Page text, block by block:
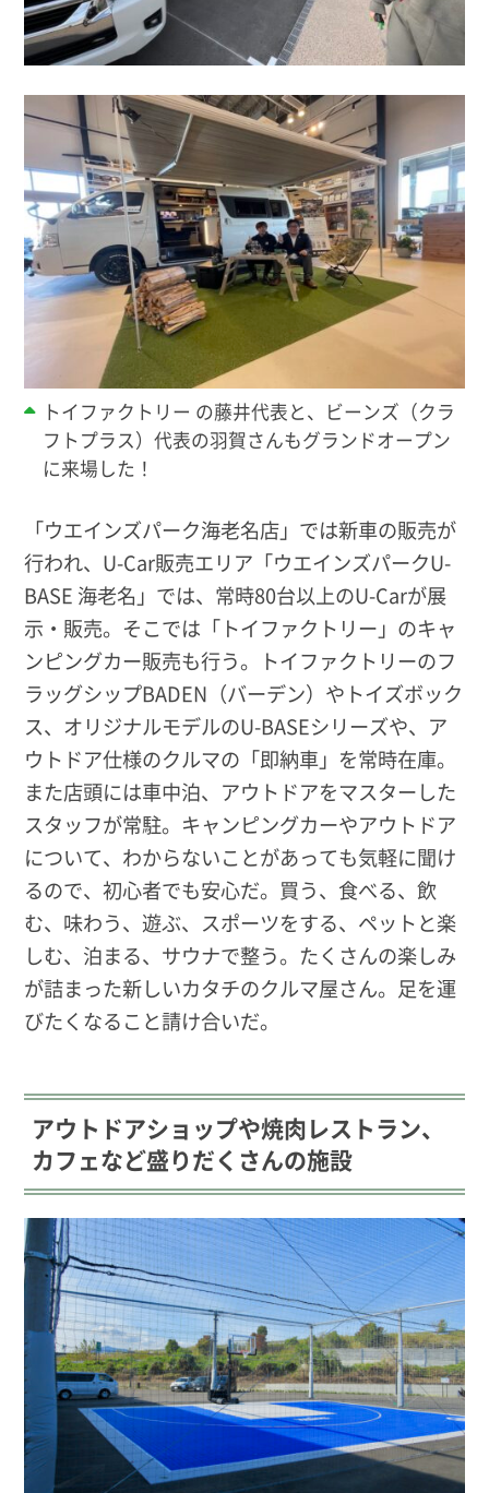
トイファクトリー の藤井代表と、ビーンズ（クラ
フトプラス）代表の羽賀さんもグランドオープン
に来場した！
「ウエインズパーク海老名店」では新車の販売が
行われ、U-Car販売エリア「ウエインズパークU-
BASE 海老名」では、常時80台以上のU-Carが展
示・販売。そこでは「トイファクトリー」のキャ
ンピングカー販売も行う。トイファクトリーのフ
ラッグシップBADEN（バーデン）やトイズボック
ス、オリジナルモデルのU-BASEシリーズや、ア
ウトドア仕様のクルマの「即納車」を常時在庫。
また店頭には車中泊、アウトドアをマスターした
スタッフが常駐。キャンピングカーやアウトドア
について、わからないことがあっても気軽に聞け
るので、初心者でも安心だ。買う、食べる、飲
む、味わう、遊ぶ、スポーツをする、ペットと楽
しむ、泊まる、サウナで整う。たくさんの楽しみ
が詰まった新しいカタチのクルマ屋さん。足を運
びたくなること請け合いだ。
アウトドアショップや焼肉レストラン、
カフェなど盛りだくさんの施設